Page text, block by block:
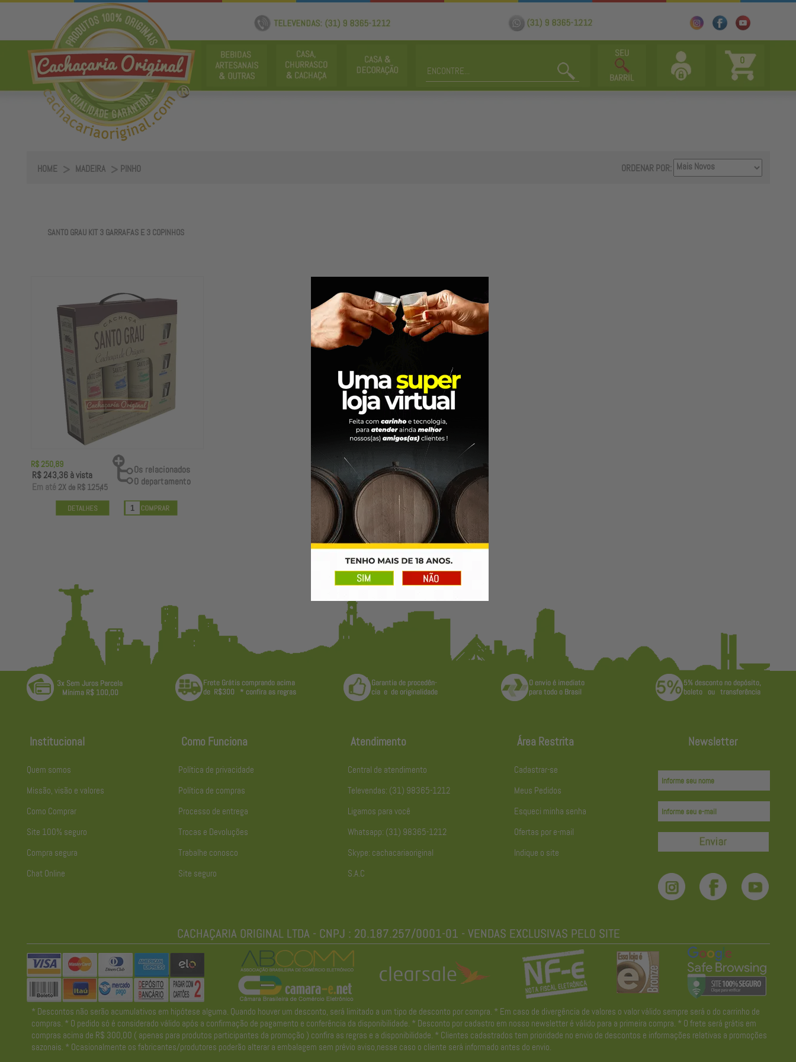
0
HOME MADEIRA PINHO ORDENAR POR:
SANTO GRAU KIT 3 GARRAFAS E 3 COPINHOS
R$ 250,89
R$ 243,36à vista
Em até 2Xde R$ 125,45
Institucional
Quem somos
Missão, visão e valores
Como Comprar
Site 100% seguro
Compra segura
Chat Online
Como Funciona
Política de privacidade
Política de compras
Processo de entrega
Trocas e Devoluções
Trabalhe conosco
Site seguro
Atendimento
Central de atendimento
Televendas: (31) 98365-1212
Ligamos para você
Whatsapp: (31) 98365-1212
Skype: cachacariaoriginal
S.A.C
Área Restrita
Cadastrar-se
Meus Pedidos
Esqueci minha senha
Ofertas por e-mail
Indique o site
Newsletter
* Descontos não serão acumulativos em hipótese alguma. Quando houver um desconto, será limitado a um tipo de desconto por compra. * Em caso de divergência de valores o valor válido sempre será o do carrinho de
compras. * O pedido só é considerado válido após a confirmação de pagamento e conferência da disponibilidade. * Desconto por cadastro em nosso newsletter é válido para a primeira compra. * O frete será grátis em
compras acima de R$ 300,00 ( apenas para produtos participantes da promoção ) confira as regras e a disponibilidade. * Clientes cadastrados tem prioridade no envio de descontos e informações relativas a promoções
sazonais. * Ocasionalmente os fabricantes/produtores poderão alterar a embalagem sem prévio aviso,nesse caso o cliente será informado antes do envio.